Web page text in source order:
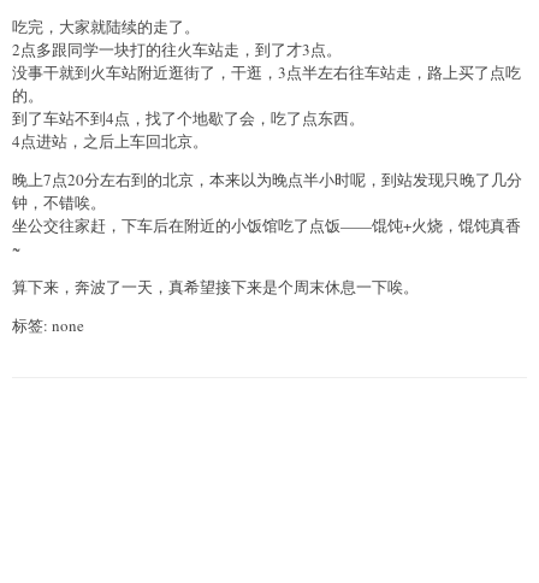
吃完，大家就陆续的走了。
2点多跟同学一块打的往火车站走，到了才3点。
没事干就到火车站附近逛街了，干逛，3点半左右往车站走，路上买了点吃
的。
到了车站不到4点，找了个地歇了会，吃了点东西。
4点进站，之后上车回北京。
晚上7点20分左右到的北京，本来以为晚点半小时呢，到站发现只晚了几分
钟，不错唉。
坐公交往家赶，下车后在附近的小饭馆吃了点饭——馄饨+火烧，馄饨真香
~
算下来，奔波了一天，真希望接下来是个周末休息一下唉。
标签: none